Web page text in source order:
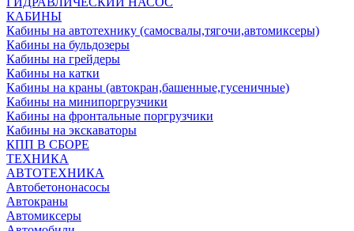
КАБИНЫ
Кабины на автотехнику (самосвалы,тягочи,автомиксеры)
Кабины на бульдозеры
Кабины на грейдеры
Кабины на катки
Кабины на краны (автокран,башенные,гусеничные)
Кабины на минипоргрузчики
Кабины на фронтальные поргрузчики
Кабины на экскаваторы
КПП В СБОРЕ
ТЕХНИКА
АВТОТЕХНИКА
Автобетононасосы
Автокраны
Автомиксеры